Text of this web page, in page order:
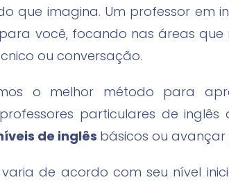
que imagina. Um professor em
você, focando nas áreas que
ou conversação.
o melhor método para
particulares de
de inglês básicos ou
de acordo com seu nível